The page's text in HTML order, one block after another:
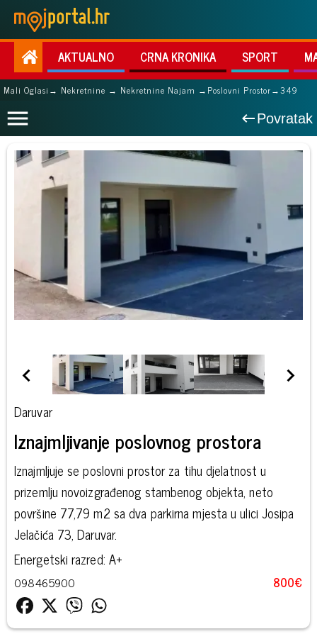
AKTUALNO CRNA KRONIKA SPORT
Mali Oglasi → Nekretnine → Nekretnine Najam → Poslovni Prostor→349
Povratak
Daruvar
Iznajmljivanje poslovnog prostora
Iznajmljuje se poslovni prostor za tihu djelatnost u
prizemlju novoizgrađenog stambenog objekta, neto
površine 77,79 m2 sa dva parkirna mjesta u ulici Josipa
Jelačića 73, Daruvar.
Energetski razred: A+
098465900 800€